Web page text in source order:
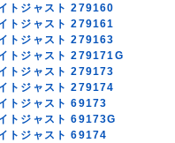
トジャスト 279160
トジャスト 279161
トジャスト 279163
トジャスト 279171G
トジャスト 279173
トジャスト 279174
トジャスト 69173
トジャスト 69173G
トジャスト 69174